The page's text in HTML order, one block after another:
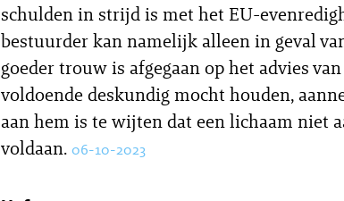
schulden in strijd is met het EU-
bestuurder kan namelijk alleen in geval
goeder trouw is afgegaan op het advies
voldoende deskundig mocht houden,
aan hem is te wijten dat een lichaam niet
voldaan. 06-10-2023